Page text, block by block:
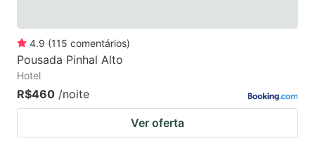
4.9 (115 comentários)
Pousada Pinhal Alto
Hotel
R$460 /noite
Ver oferta